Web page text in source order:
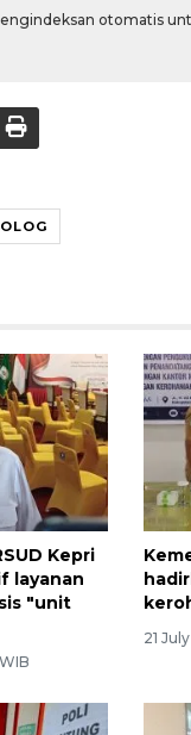
otomatis
Kepri
layanan
"unit
21